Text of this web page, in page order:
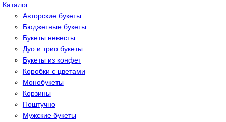
Каталог
Авторские букеты
Бюджетные букеты
Букеты невесты
Дуо и трио букеты
Букеты из конфет
Коробки с цветами
Монобукеты
Корзины
Поштучно
Мужские букеты